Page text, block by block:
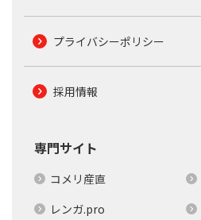
プライバシーポリシー
採用情報
専門サイト
コメリ産直
レンガ.pro